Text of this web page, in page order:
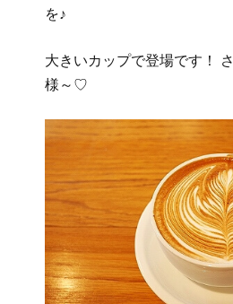
を♪
大きいカップで登場です！
様～♡